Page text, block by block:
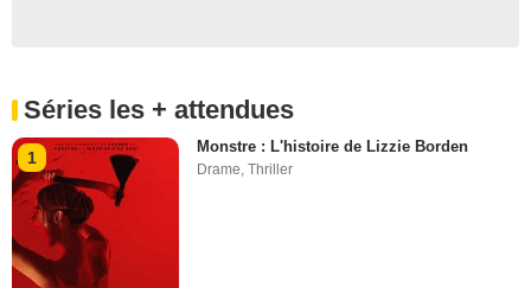
Séries les + attendues
1
Monstre : L'histoire de Lizzie Borden
Drame ,Thriller